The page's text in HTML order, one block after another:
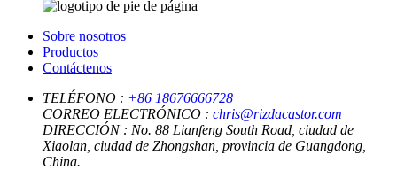
Sobre nosotros
Productos
Contáctenos
TELÉFONO : +86 18676666728
CORREO ELECTRÓNICO : chris@rizdacastor.com
DIRECCIÓN : No. 88 Lianfeng South Road, ciudad de
Xiaolan, ciudad de Zhongshan, provincia de Guangdong,
China.